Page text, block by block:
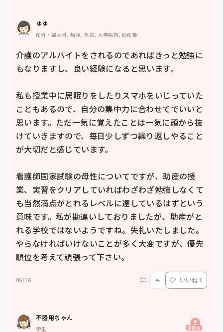
ゆゆ
産科・婦人科, 病棟, 外来, 大学病院, 助産師
介護のアルバイトをされるのであればきっと勉強に
もなりますし、良い経験になると思います。
私も授業中に居眠りをしたりスマホをいじっていた
こともあるので、自分の集中力に合わせてでいいと
思います。ただ一気に覚えたことは一気に頭から抜
けていきますので、毎日少しずつ繰り返しやること
が大切だと感じています。
看護師国家試験の母性についてですが、助産の授
業、実習をクリアしていればわざわざ勉強しなくて
も当然満点がとれるレベルに達しているはずという
意味です。私が勘違いしておりましたが、助産がと
れる学校ではないようですね。失礼いたしました。
やらなければいけないことが多く大変ですが、優先
順位を考えて頑張って下さい。
06/16 いいね 1
不器用ちゃん
学生 質問主